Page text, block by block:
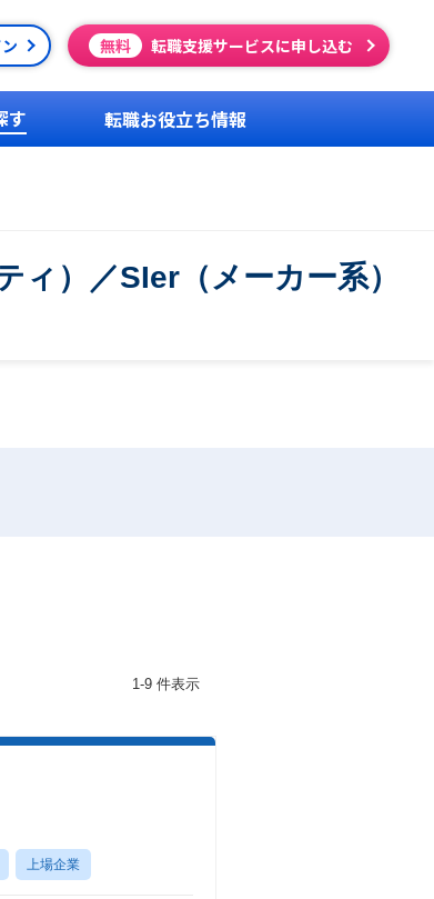
無料 転職支援サービスに申し込む
す 転職お役立ち情報
）／SIer（メーカー系）
1-9 件表示
上場企業